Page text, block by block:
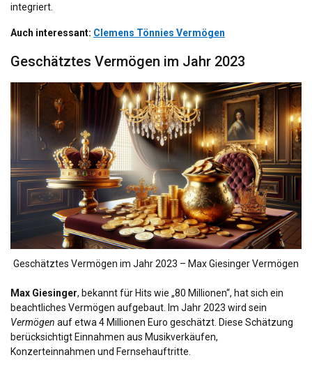
integriert.
Auch interessant: Clemens Tönnies Vermögen
Geschätztes Vermögen im Jahr 2023
Geschätztes Vermögen im Jahr 2023 – Max Giesinger Vermögen
Max Giesinger, bekannt für Hits wie „80 Millionen“, hat sich ein
beachtliches Vermögen aufgebaut. Im Jahr 2023 wird sein
Vermögen auf etwa 4 Millionen Euro geschätzt. Diese Schätzung
berücksichtigt Einnahmen aus Musikverkäufen,
Konzerteinnahmen und Fernsehauftritte.